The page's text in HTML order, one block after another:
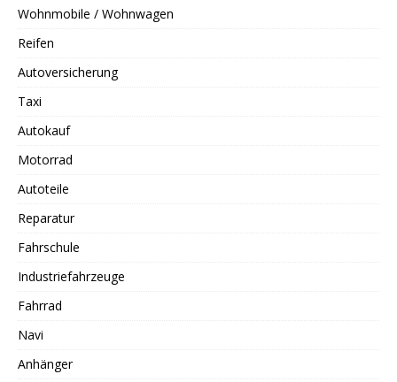
Wohnmobile / Wohnwagen
Reifen
Autoversicherung
Taxi
Autokauf
Motorrad
Autoteile
Reparatur
Fahrschule
Industriefahrzeuge
Fahrrad
Navi
Anhänger